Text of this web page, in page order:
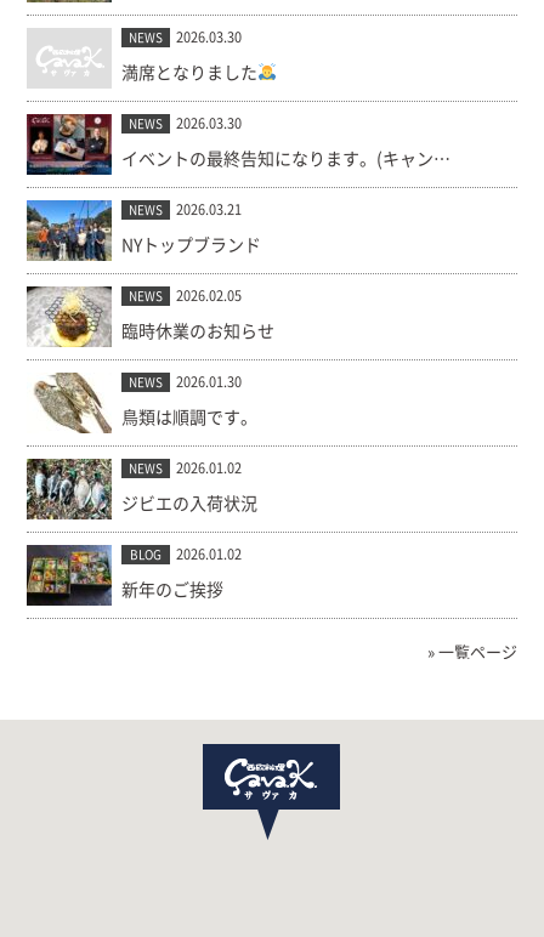
NEWS 2026.03.30
満席となりました
NEWS 2026.03.30
イベントの最終告知になります。(キャンセル出ました！)
NEWS 2026.03.21
NYトップブランド
NEWS 2026.02.05
臨時休業のお知らせ
NEWS 2026.01.30
鳥類は順調です。
NEWS 2026.01.02
ジビエの入荷状況
BLOG 2026.01.02
新年のご挨拶
» 一覧ページ